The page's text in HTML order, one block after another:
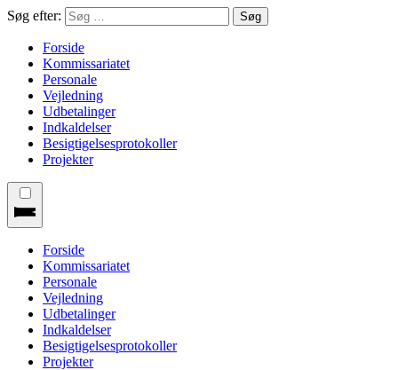
Søg efter:
Forside
Kommissariatet
Personale
Vejledning
Udbetalinger
Indkaldelser
Besigtigelsesprotokoller
Projekter
Forside
Kommissariatet
Personale
Vejledning
Udbetalinger
Indkaldelser
Besigtigelsesprotokoller
Projekter